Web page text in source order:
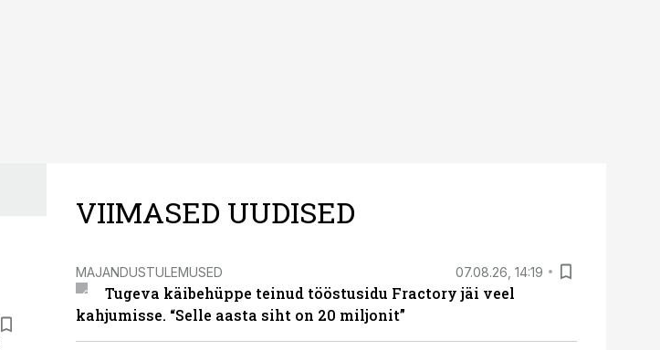
VIIMASED UUDISED
MAJANDUSTULEMUSED 07.08.26, 14:19
Tugeva käibehüppe teinud tööstusidu Fractory jäi veel
kahjumisse. “Selle aasta siht on 20 miljonit”